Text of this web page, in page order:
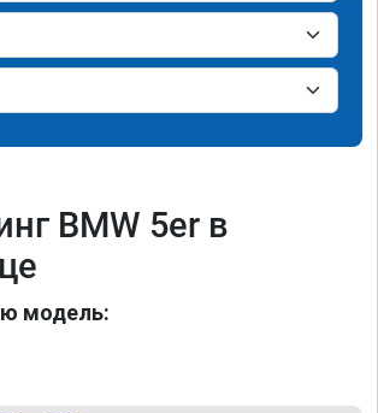
BMW 5er в
модель: